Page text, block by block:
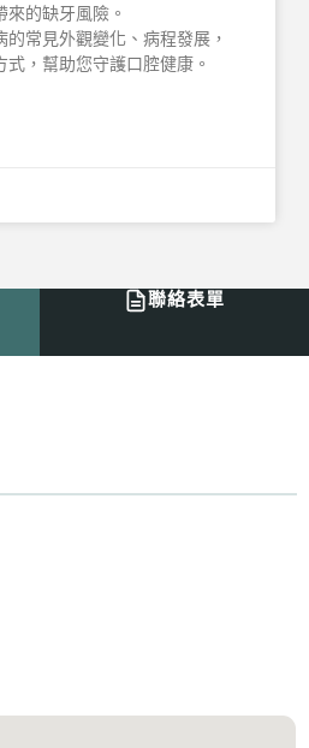
的缺牙風險。
常見外觀變化、病程發展，
，幫助您守護口腔健康。
聯絡表單